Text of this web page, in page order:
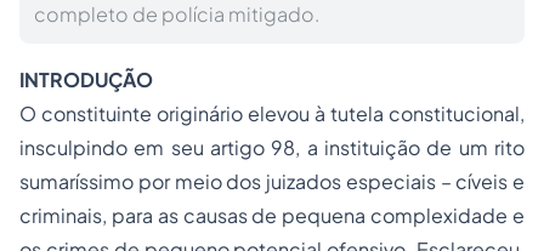
completo de polícia mitigado.
INTRODUÇÃO
O constituinte originário elevou à tutela constitucional,
insculpindo em seu artigo 98, a instituição de um rito
sumaríssimo por meio dos juizados especiais – cíveis e
criminais, para as causas de pequena complexidade e